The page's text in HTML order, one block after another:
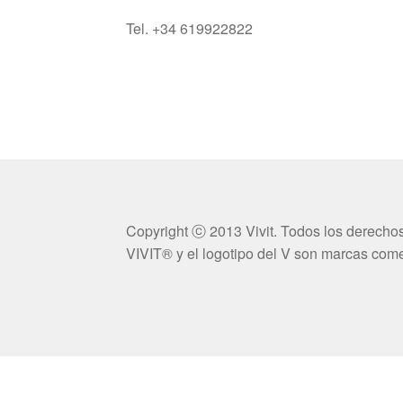
Tel. +34 619922822
Copyright ⓒ 2013 Vivit. Todos los
VIVIT® y el logotipo del V son marcas